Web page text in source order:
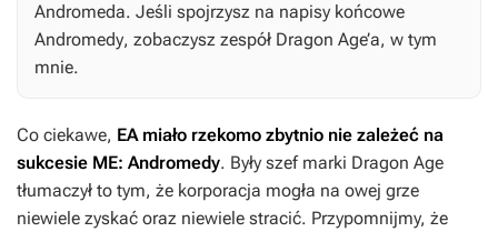
Andromeda. Jeśli spojrzysz na napisy końcowe
Andromedy, zobaczysz zespół Dragon Age’a, w tym
mnie.
Co ciekawe, EA miało rzekomo zbytnio nie zależeć na
sukcesie ME: Andromedy. Były szef marki Dragon Age
tłumaczył to tym, że korporacja mogła na owej grze
niewiele zyskać oraz niewiele stracić. Przypomnijmy, że